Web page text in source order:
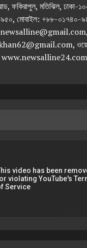
ফকিরাপুল, মতিঝিল, ঢাকা-
মোবাইল: +৮৮-০১৭৪০-
newsalline@gmail.com,
www.newsalline24.com